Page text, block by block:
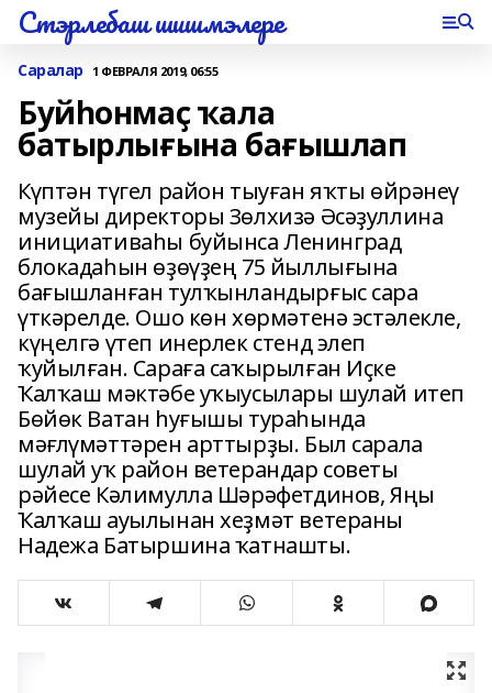
Стэрлебаш шишмэлере
Саралар 1 ФЕВРАЛЯ 2019, 06:55
Буйһонмаҫ ҡала
батырлығына бағышлап
Күптән түгел район тыуған яҡты өйрәнеү
музейы директоры Зөлхизә Әсәҙуллина
инициативаһы буйынса Ленинград
блокадаһын өҙөүҙең 75 йыллығына
бағышланған тулҡынландырғыс сара
үткәрелде. Ошо көн хөрмәтенә эстәлекле,
күңелгә үтеп инерлек стенд элеп
ҡуйылған. Сараға саҡырылған Иҫке
Ҡалҡаш мәктәбе уҡыусылары шулай итеп
Бөйөк Ватан һуғышы тураһында
мәғлүмәттәрен арттырҙы. Был сарала
шулай уҡ район ветерандар советы
рәйесе Кәлимулла Шәрәфетдинов, Яңы
Ҡалҡаш ауылынан хеҙмәт ветераны
Надежа Батыршина ҡатнашты.